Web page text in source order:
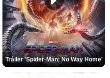
Tráiler 'Spider-Man: No Way Home'